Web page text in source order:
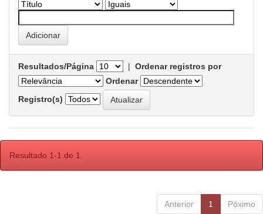
Resultados/Página | Ordenar registros por
Ordenar
Registro(s)
Resultado 1-1 de 1.
Anterior 1 Póximo